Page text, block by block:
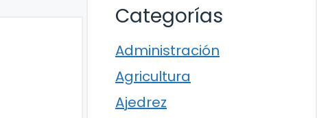
Categorías
Administración
Agricultura
Ajedrez